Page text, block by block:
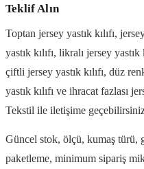
Teklif Alın
Toptan jersey yastık kılıfı,
yastık kılıfı, likralı jersey
çiftli jersey yastık kılıfı, düz
yastık kılıfı ve ihracat fazlası
Tekstil ile iletişime
Güncel stok, ölçü, kumaş türü,
paketleme, minimum sipariş